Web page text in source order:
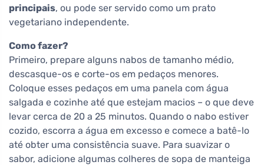
principais, ou pode ser servido como um prato
vegetariano independente.
Como fazer?
Primeiro, prepare alguns nabos de tamanho médio,
descasque-os e corte-os em pedaços menores.
Coloque esses pedaços em uma panela com água
salgada e cozinhe até que estejam macios – o que deve
levar cerca de 20 a 25 minutos. Quando o nabo estiver
cozido, escorra a água em excesso e comece a batê-lo
até obter uma consistência suave. Para suavizar o
sabor, adicione algumas colheres de sopa de manteiga